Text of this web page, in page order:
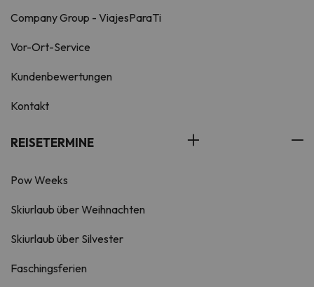
Company Group - ViajesParaTi
Vor-Ort-Service
Kundenbewertungen
Kontakt
REISETERMINE
Pow Weeks
Skiurlaub über Weihnachten
Skiurlaub über Silvester
Faschingsferien